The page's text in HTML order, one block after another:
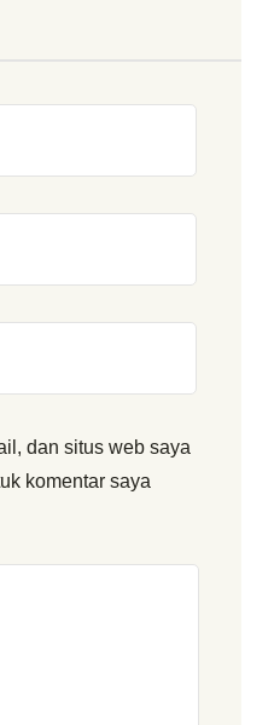
dan situs web saya
komentar saya